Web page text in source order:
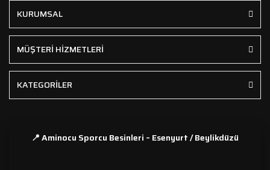
KURUMSAL
MÜŞTERİ HİZMETLERİ
KATEGORİLER
📍 Aminocu Sporcu Besinleri – Esenyurt / Beylikdüzü